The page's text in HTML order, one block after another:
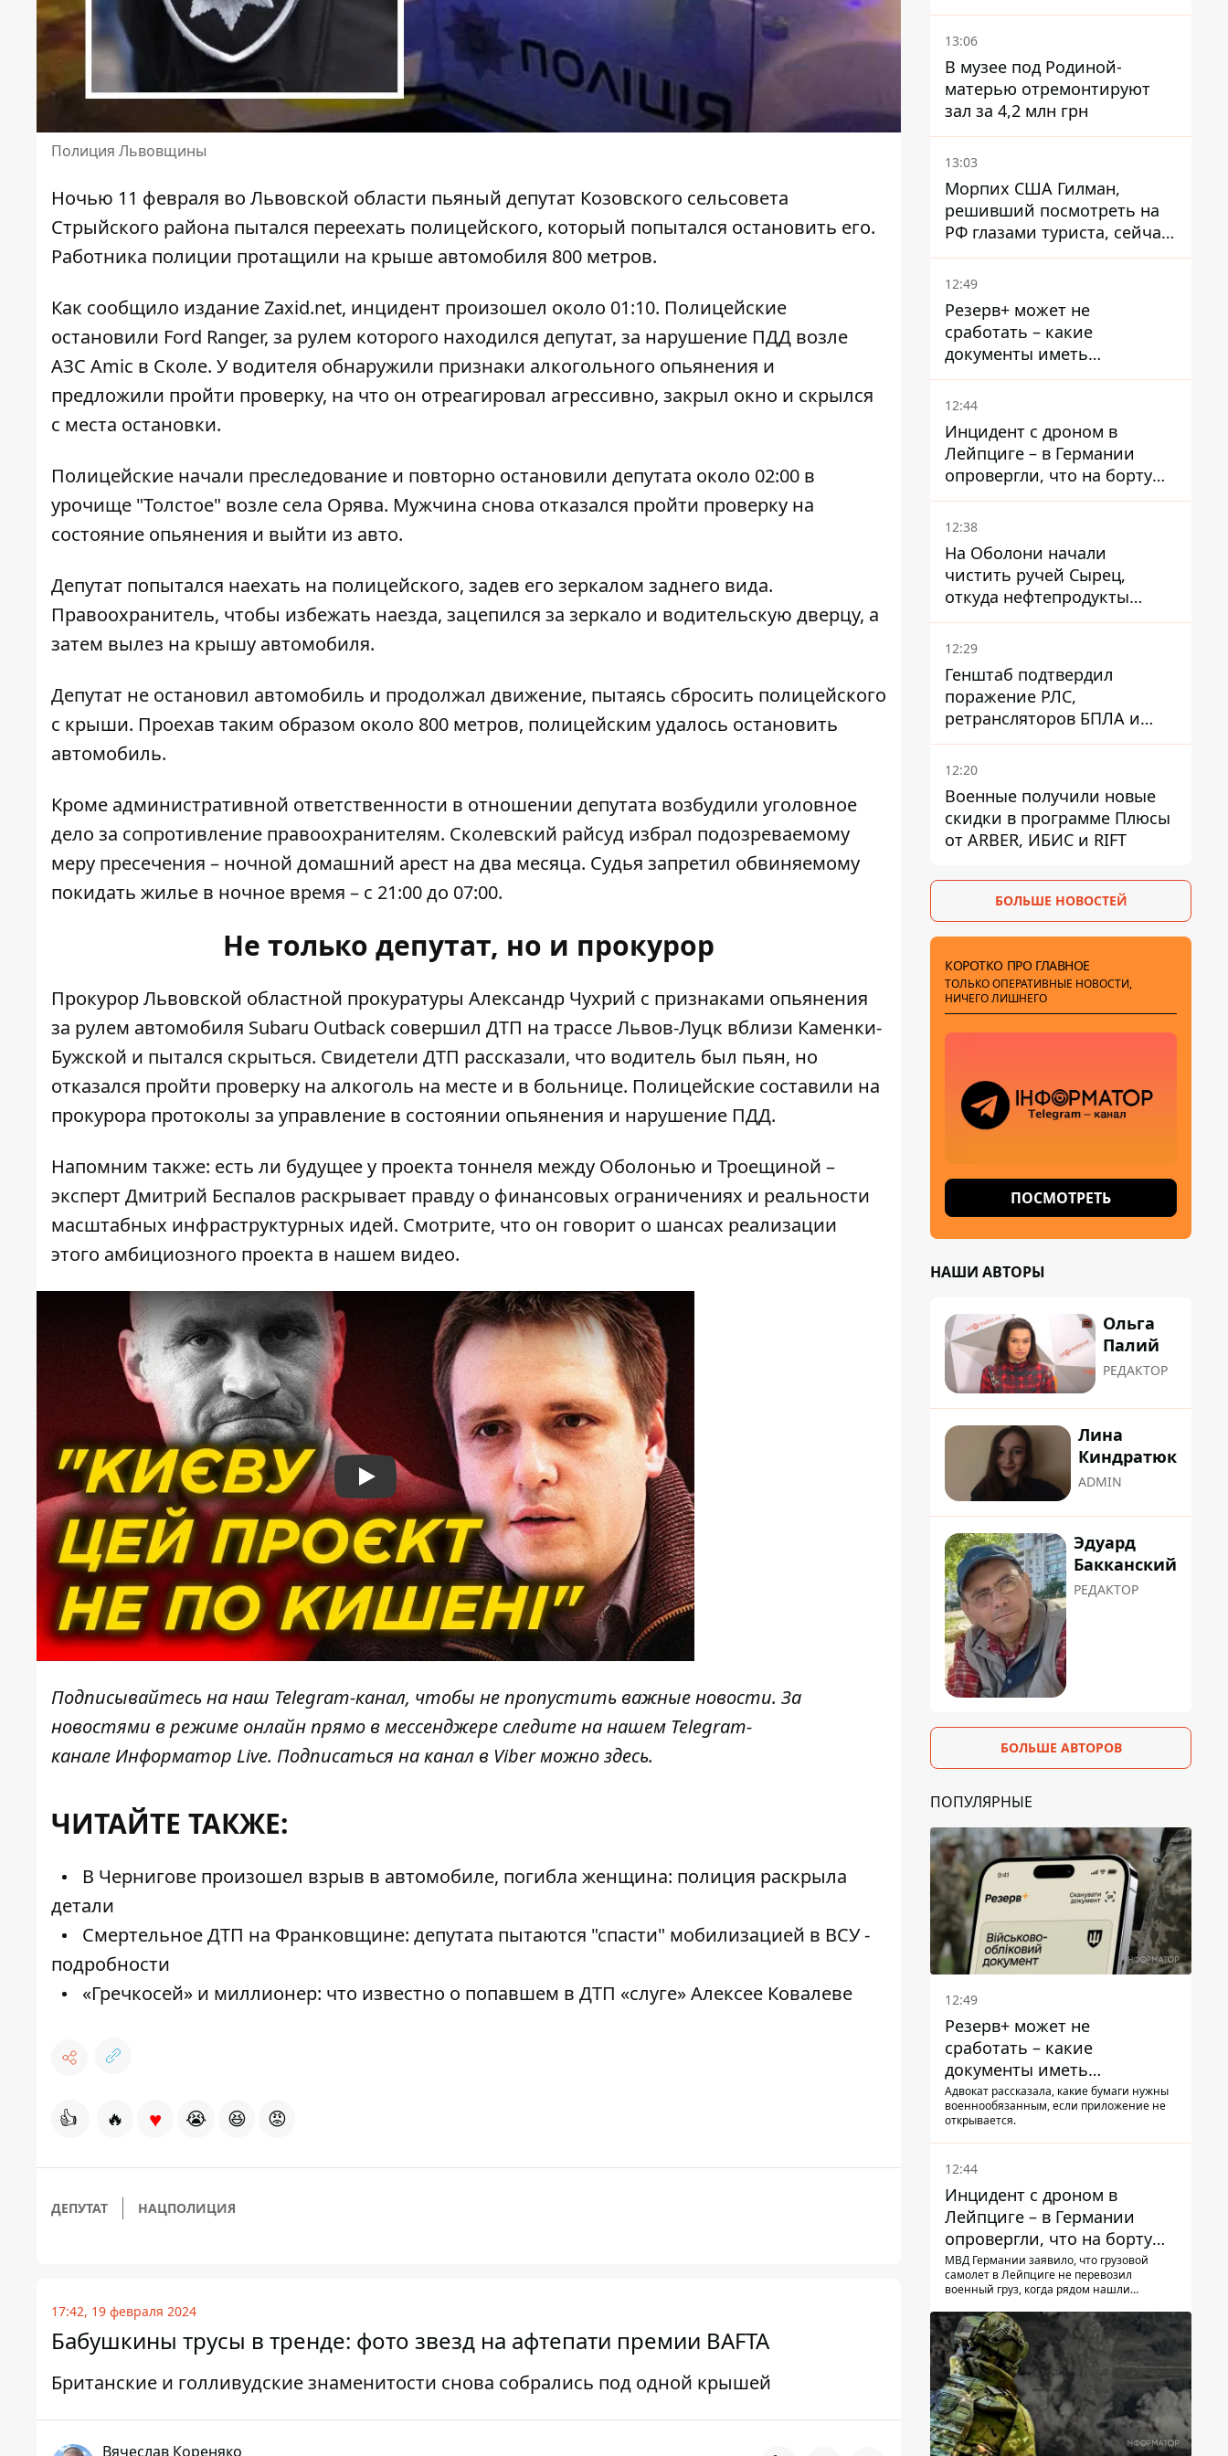
Полиция Львовщины
Ночью 11 февраля во Львовской области пьяный депутат Козовского сельсовета
Стрыйского района пытался переехать полицейского, который попытался остановить его.
Работника полиции протащили на крыше автомобиля 800 метров.
Как сообщило издание Zaxid.net, инцидент произошел около 01:10. Полицейские
остановили Ford Ranger, за рулем которого находился депутат, за нарушение ПДД возле
АЗС Amic в Сколе. У водителя обнаружили признаки алкогольного опьянения и
предложили пройти проверку, на что он отреагировал агрессивно, закрыл окно и скрылся
с места остановки.
Полицейские начали преследование и повторно остановили депутата около 02:00 в
урочище "Толстое" возле села Орява. Мужчина снова отказался пройти проверку на
состояние опьянения и выйти из авто.
Депутат попытался наехать на полицейского, задев его зеркалом заднего вида.
Правоохранитель, чтобы избежать наезда, зацепился за зеркало и водительскую дверцу, а
затем вылез на крышу автомобиля.
Депутат не остановил автомобиль и продолжал движение, пытаясь сбросить полицейского
с крыши. Проехав таким образом около 800 метров, полицейским удалось остановить
автомобиль.
Кроме административной ответственности в отношении депутата возбудили уголовное
дело за сопротивление правоохранителям. Сколевский райсуд избрал подозреваемому
меру пресечения – ночной домашний арест на два месяца. Судья запретил обвиняемому
покидать жилье в ночное время – с 21:00 до 07:00.
Не только депутат, но и прокурор
Прокурор Львовской областной прокуратуры Александр Чухрий с признаками опьянения
за рулем автомобиля Subaru Outback совершил ДТП на трассе Львов-Луцк вблизи Каменки-
Бужской и пытался скрыться. Свидетели ДТП рассказали, что водитель был пьян, но
отказался пройти проверку на алкоголь на месте и в больнице. Полицейские составили на
прокурора протоколы за управление в состоянии опьянения и нарушение ПДД.
Напомним также: есть ли будущее у проекта тоннеля между Оболонью и Троещиной –
эксперт Дмитрий Беспалов раскрывает правду о финансовых ограничениях и реальности
масштабных инфраструктурных идей. Смотрите, что он говорит о шансах реализации
этого амбициозного проекта в нашем видео.
Play
Подписывайтесь на наш Telegram-канал, чтобы не пропустить важные новости. За
новостями в режиме онлайн прямо в мессенджере следите на нашем Telegram-
канале Информатор Live. Подписаться на канал в Viber можноздесь.
ЧИТАЙТЕ ТАКЖЕ:
В Чернигове произошел взрыв в автомобиле, погибла женщина: полиция раскрыла
детали
Смертельное ДТП на Франковщине: депутата пытаются "спасти" мобилизацией в ВСУ -
подробности
«Гречкосей» и миллионер: что известно о попавшем в ДТП «слуге» Алексее Ковалеве
👍 🔥 ♥ 😭 😆 😡
ДЕПУТАТ НАЦПОЛИЦИЯ
17:42, 19 февраля 2024
Бабушкины трусы в тренде: фото звезд на афтепати премии BAFTA
Британские и голливудские знаменитости снова собрались под одной крышей
Вячеслав Кореняко
13:06
В музее под Родиной-
матерью отремонтируют
зал за 4,2 млн грн
13:03
Морпих США Гилман,
решивший посмотреть на
РФ глазами туриста, сейчас
при смерти в тюрьме, где
его пытали и делали
12:49
Резерв+ может не
сработать – какие
документы иметь
мужчинам, чтобы не
попасть в ТЦК
12:44
Инцидент с дроном в
Лейпциге – в Германии
опровергли, что на борту
украинского самолета были
оружие и боеприпасы
12:38
На Оболони начали
чистить ручей Сырец,
откуда нефтепродукты
попадали в озера
12:29
Генштаб подтвердил
поражение РЛС,
ретрансляторов БПЛА и
других военных объектов
РФ в Крыму и на юге
12:20
Военные получили новые
скидки в программе Плюсы
от ARBER, ИБИС и RIFT
БОЛЬШЕ НОВОСТЕЙ
КОРОТКО ПРО ГЛАВНОЕ
ТОЛЬКО ОПЕРАТИВНЫЕ НОВОСТИ,
НИЧЕГО ЛИШНЕГО
ПОСМОТРЕТЬ
НАШИ АВТОРЫ
Ольга
Палий
РЕДАКТОР
Лина
Киндратюк
ADMIN
Эдуард
Бакканский
РЕДАКТОР
БОЛЬШЕ АВТОРОВ
ПОПУЛЯРНЫЕ
12:49
Резерв+ может не
сработать – какие
документы иметь
мужчинам, чтобы не
попасть в ТЦК
Адвокат рассказала, какие бумаги нужны
военнообязанным, если приложение не
открывается.
12:44
Инцидент с дроном в
Лейпциге – в Германии
опровергли, что на борту
украинского самолета были
оружие и боеприпасы
МВД Германии заявило, что грузовой
самолет в Лейпциге не перевозил
военный груз, когда рядом нашли